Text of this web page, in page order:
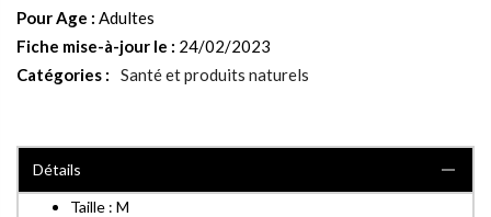
Pour Age : Adultes
Fiche mise-à-jour le : 24/02/2023
Catégories :
Santé et produits naturels
Détails
Taille : M